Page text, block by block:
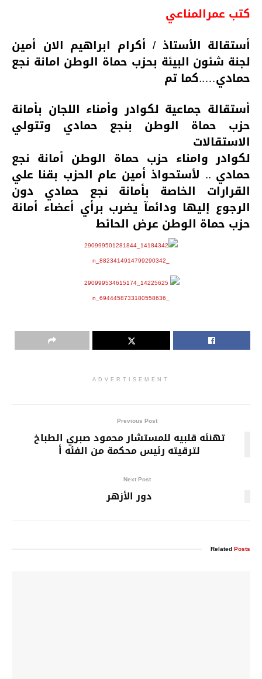
كتب عمرالمناعي
أستقالة الأستاذ / أكرام ابراهيم الان أمين
لجنة شئون البيئة بحزب حماة الوطن امانة نجع
حمادي…..كما تم
أستقالة جماعية لكوادر وأمناء اللجان بأمانة
حزب حماة الوطن بنجع حمادي وتتولي
الاستقالات
لكوادر وامناء حزب حماة الوطن أمانة نجع
حمادي .. لأستحواذ أمين عام الحزب بقنا علي
القرارات الخاصة بأمانة نجع حمادي دون
الرجوع إليها ودائمآ يضرب برأي أعضاء أمانة
حزب حماة الوطن عرض الحائط
ADVERTISEMENT
Previous Post
تهنئه قلبيه للمستشار محمود صبري الطباخ
لترقيته رئيس محكمة من الفئه أ
Next Post
دور الأزهر
RelatedPosts